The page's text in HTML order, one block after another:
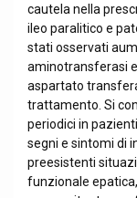
cautela nella
ileo paralitico e
stati osservati
aminotransferasi
aspartato
trattamento. Si
periodici in
segni e sintomi di
preesistenti
funzionale